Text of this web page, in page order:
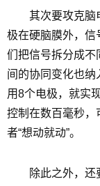
其次要攻克脑
极在硬脑膜外，信
们把信号拆分成不
间的协同变化也纳
用8个电极，就实
控制在数百毫秒，
者“想动就动”。
除此之外，